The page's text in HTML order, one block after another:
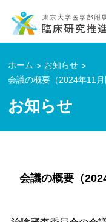
ホーム
お知らせ
会議の概要（2024年11月
お知らせ
会議の概要（